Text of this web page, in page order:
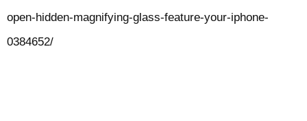
open-hidden-magnifying-glass-feature-your-iphone-
0384652/